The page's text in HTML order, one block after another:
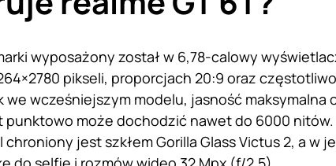
wyposażony został w 6,78-calowy wyświetlacz
pikseli, proporcjach 20:9 oraz
we wcześniejszym modelu, jasność maksymalna
punktowo może dochodzić nawet do 6000
jest szkłem Gorilla Glass Victus 2, a w